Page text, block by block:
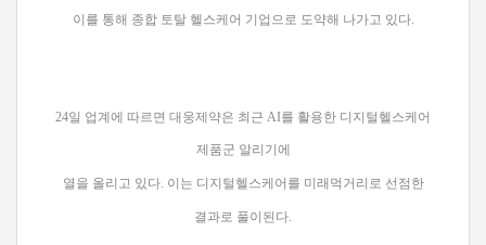
이를 통해 종합 토탈 헬스케어 기업으로 도약해 나가고 있다.
24일 업계에 따르면 대웅제약은 최근 AI를 활용한 디지털헬스케어
제품군 알리기에
열을 올리고 있다. 이는 디지털헬스케어를 미래먹거리로 선점한
결과로 풀이된다.